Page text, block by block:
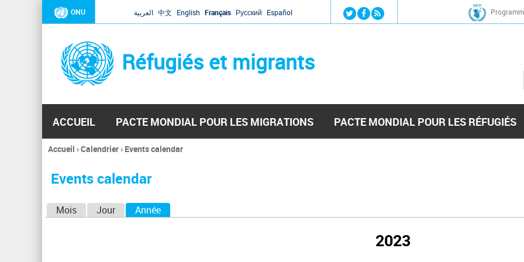
Jump to navigation
ONU العربية 中文 English Français Русский Español
Réfugiés et migrants
ACCUEIL PACTE MONDIAL POUR LES MIGRATIONS PACTE MONDIAL POUR LES RÉFUGIÉS
Vous
ici
Accueil ›Calendrier› Events calendar
Events calendar
Mois Jour Année
2023